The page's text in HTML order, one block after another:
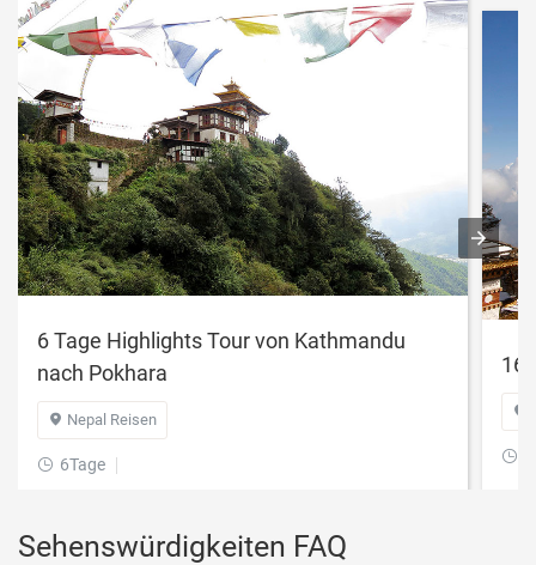
6 Tage Highlights Tour von Kathmandu
nach Pokhara
 Nepal Reisen
 6Tage
16


Sehenswürdigkeiten FAQ